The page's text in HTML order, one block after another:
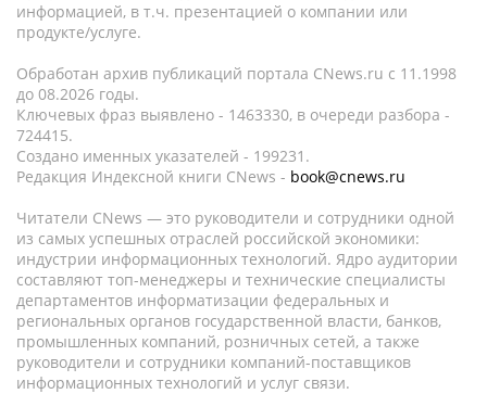
информацией, в т.ч. презентацией о компании или
продукте/услуге.
Обработан архив публикаций портала CNews.ru c 11.1998
до 08.2026 годы.
Ключевых фраз выявлено - 1463330, в очереди разбора -
724415.
Создано именных указателей - 199231.
Редакция Индексной книги CNews - book@cnews.ru
Читатели CNews — это руководители и сотрудники одной
из самых успешных отраслей российской экономики:
индустрии информационных технологий. Ядро аудитории
составляют топ-менеджеры и технические специалисты
департаментов информатизации федеральных и
региональных органов государственной власти, банков,
промышленных компаний, розничных сетей, а также
руководители и сотрудники компаний-поставщиков
информационных технологий и услуг связи.